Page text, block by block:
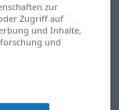
zur
Zugriff auf
und Inhalte,
und